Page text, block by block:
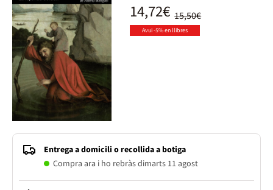
15,50€
14,72€
Avui -5% en llibres
Entrega a domicili o recollida a botiga
Compra ara i ho rebràs dimarts 11 agost